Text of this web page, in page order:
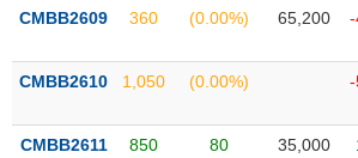
ETF
phiếu
tiết
CMBB2609 360 (0.00%) 65,200
CMBB2610 1,050 (0.00%)
CMBB2611 850
80
35,000
MỚI
Ngành
(-)